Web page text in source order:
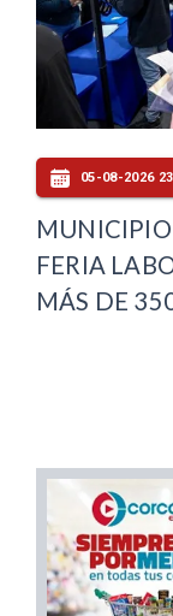
05-08-2026
FERIA
MÁS DE